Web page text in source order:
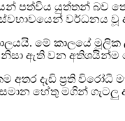
පත්විය යුත්තන් බව
වර්ධනය වූ
මේ කාලයේ
ඇති වන අතිශයින්ම
අතර දැඩි ප‍්‍රති
හේතු මගින් ගැටලු